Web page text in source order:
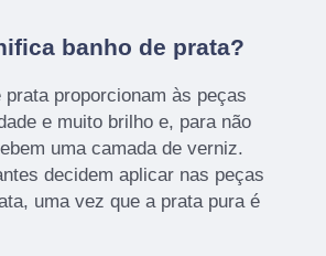
banho de prata?
prata proporcionam às peças
e muito brilho e, para não
uma camada de verniz.
decidem aplicar nas peças
uma vez que a prata pura é